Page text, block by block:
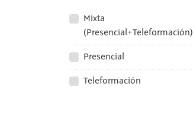
Mixta
(Presencial+Teleformación)
Presencial
Teleformación